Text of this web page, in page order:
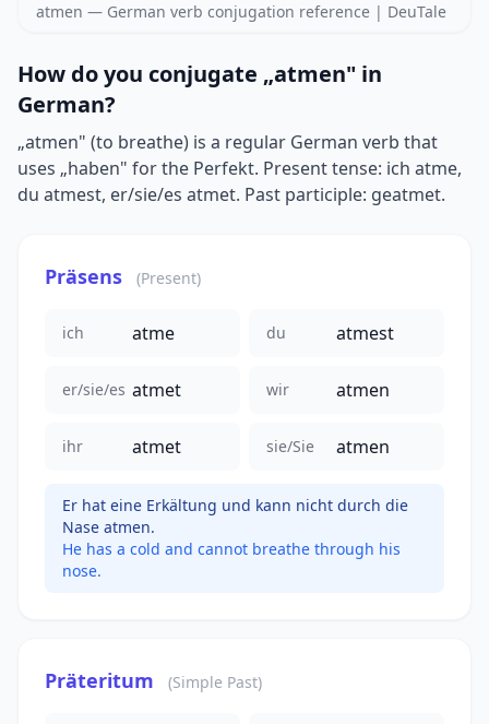
atmen — German verb conjugation reference | DeuTale
How do you conjugate „atmen" in
German?
„atmen" (to breathe) is a regular German verb that
uses „haben" for the Perfekt. Present tense: ich atme,
du atmest, er/sie/es atmet. Past participle: geatmet.
Präsens (Present)
ich atme du atmest
er/sie/es atmet wir atmen
ihr atmet sie/Sie atmen
Er hat eine Erkältung und kann nicht durch die
Nase atmen.
He has a cold and cannot breathe through his
nose.
Präteritum (Simple Past)